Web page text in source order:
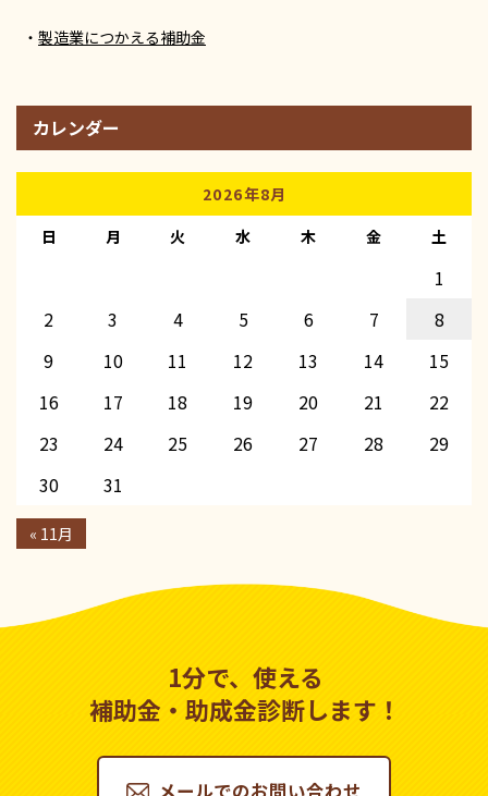
製造業につかえる補助金
カレンダー
2026年8月
日
月 火 水 木 金 土
1
2
3 4 5 6 7
8
9
10 11 12 13 14
15
16
17 18 19 20 21
22
23
24 25 26 27 28
29
30
31
« 11月
1分で、使える
補助金・助成金診断します！
メールでのお問い合わせ